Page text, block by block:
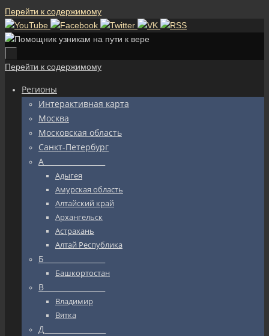
Перейти к содержимому
Перейти к содержимому
Регионы
Интерактивная карта
Москва
Московская область
Санкт-Петербург
А_________________
Адыгея
Амурская область
Алтайский край
Архангельск
Астрахань
Алтай Республика
Б_________________
Башкортостан
В_________________
Владимир
Вятка
Д_________________